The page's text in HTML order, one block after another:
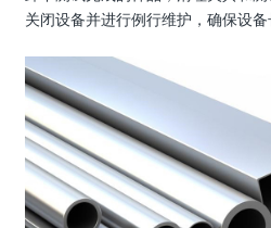
关闭设备并进行例行维护，确保设备